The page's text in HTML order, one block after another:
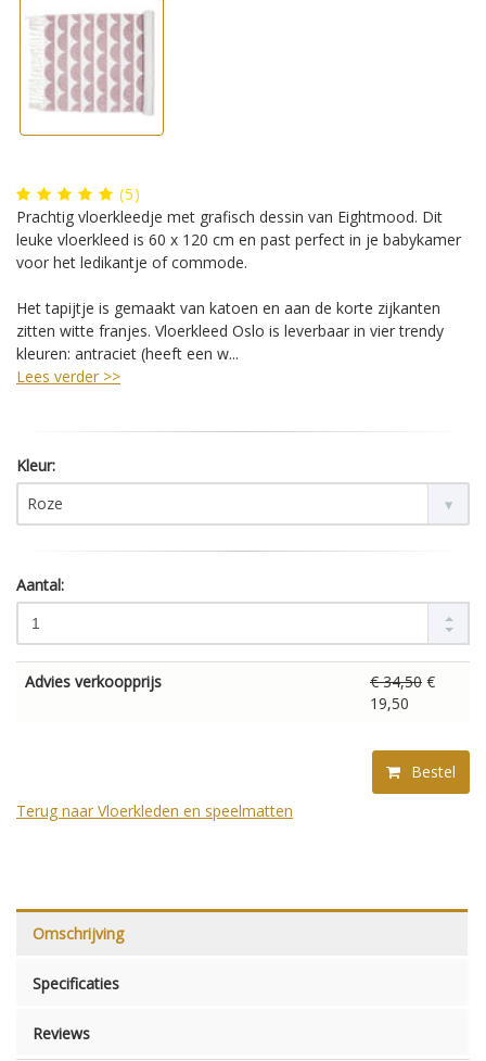
(5)
Prachtig vloerkleedje met grafisch dessin van Eightmood. Dit
leuke vloerkleed is 60 x 120 cm en past perfect in je babykamer
voor het ledikantje of commode.
Het tapijtje is gemaakt van katoen en aan de korte zijkanten
zitten witte franjes. Vloerkleed Oslo is leverbaar in vier trendy
kleuren: antraciet (heeft een w...
Lees verder >>
Kleur:
Roze
Aantal:
Advies verkoopprijs € 34,50 €
19,50
Bestel
Terug naar Vloerkleden en speelmatten
Omschrijving
Specificaties
Reviews